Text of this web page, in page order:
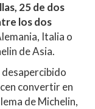
25 de dos
los dos
Italia o
de Asia.
convertir en
de Michelin,